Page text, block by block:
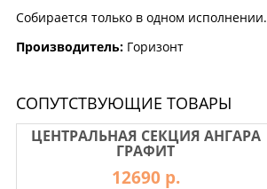
Собирается только в одном исполнении.
Производитель: Горизонт
СОПУТСТВУЮЩИЕ ТОВАРЫ
ЦЕНТРАЛЬНАЯ СЕКЦИЯ АНГАРА
ГРАФИТ
12690 р.